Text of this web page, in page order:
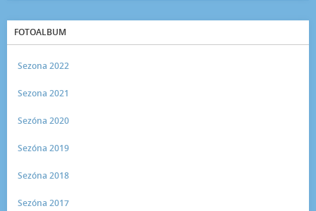
FOTOALBUM
Sezona 2022
Sezona 2021
Sezóna 2020
Sezóna 2019
Sezóna 2018
Sezóna 2017